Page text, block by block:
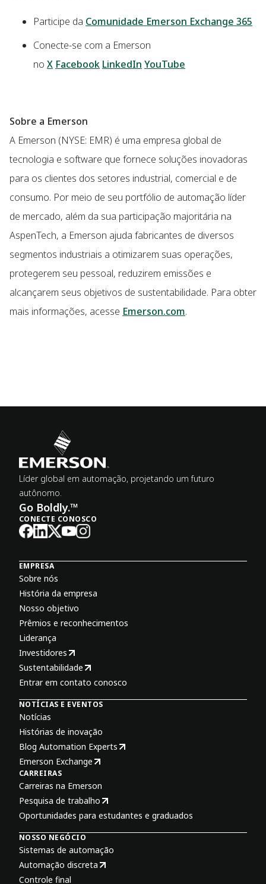
Participe da Comunidade Emerson Exchange 365
Conecte-se com a Emerson
no X Facebook LinkedIn YouTube
Sobre a Emerson
A Emerson (NYSE: EMR) é uma empresa global de
tecnologia e software que fornece soluções inovadoras
para os clientes dos setores industrial, comercial e de
consumo. Por meio de seu portfólio de automação líder
de mercado, além da sua participação majoritária na
AspenTech, a Emerson ajuda fabricantes de diversos
segmentos industriais a otimizarem suas operações,
protegerem seu pessoal, reduzirem emissões e
alcançarem seus objetivos de sustentabilidade. Para obter
mais informações, acesse Emerson.com.
Líder global em automação, projetando um futuro
autônomo.
Go Boldly.™
CONECTE CONOSCO
EMPRESA
Sobre nós
História da empresa
Nosso objetivo
Prêmios e reconhecimentos
Liderança
Investidores
Sustentabilidade
Entrar em contato conosco
NOTÍCIAS E EVENTOS
Notícias
Histórias de inovação
Blog Automation Experts
Emerson Exchange
CARREIRAS
Carreiras na Emerson
Pesquisa de trabalho
Oportunidades para estudantes e graduados
NOSSO NEGÓCIO
Sistemas de automação
Automação discreta
Controle final